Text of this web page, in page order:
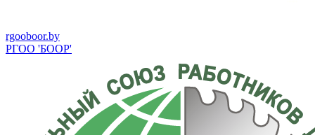
rgooboor.by
РГОО 'БООР'